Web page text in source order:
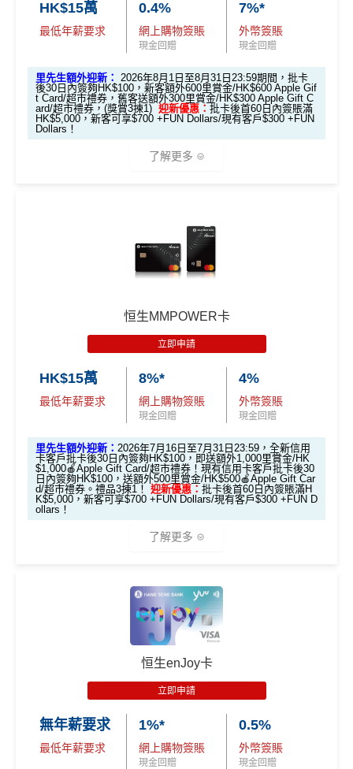
HK$15萬
最低年薪要求
0.4%
網上購物簽賬
現金回贈
7%*
外幣簽賬
現金回贈
里先生額外迎新： 2026年8月1日至8月31日23:59期間，批卡
後30日內簽夠HK$100，新客額外600里賞金/HK$600 Apple Gif
t Card/超市禮券，舊客送額外300里賞金/HK$300 Apple Gift C
ard/超市禮券，(獎賞3揀1) 迎新優惠： 批卡後首60日內簽賬滿
HK$5,000，新客可享$700 +FUN Dollars/現有客戶$300 +FUN
Dollars！
了解更多
生會員平台申請獎賞額外送38里賞金！
推廣期：2026年8月1日至8月31日23:59
經里先生申請恒生Travel+ Visa Signature卡
申請獎賞賺額外38里賞金
全新*信用卡客戶批卡後30日內簽夠HK$100送
額外600里賞金**/HK$600 Apple Gift Card /超
市禮券(3揀1)
現有信用卡客戶批卡後30日內簽夠HK$100送額
外300里賞金**/HK$300 Apple Gift Card /超市
禮券(3揀1)
MrMiles.hk/travel-plus-apply/
**每1里賞金 ≈ HK$1，可兌換FPS轉數快回贈！
網上連結申請批卡後首60日內累積簽賬滿H
K$5,000，即符合獲取條件
現有客戶
$300 +FUN Dollars
日本、韓國、泰國、內地、澳門及台灣實體店外幣簽
恒生MMPOWER卡
立即申請
HK$15萬
最低年薪要求
8%*
網上購物簽賬
現金回贈
4%
外幣簽賬
現金回贈
里先生額外迎新： 2026年7月16日至7月31日23:59，全新信用
卡客戶批卡後30日內簽夠HK$100，即送額外1,000里賞金/HK
$1,000🍎Apple Gift Card/超市禮券！現有信用卡客戶批卡後30
日內簽夠HK$100，送額外500里賞金/HK$500🍎Apple Gift Car
d/超市禮券。禮品3揀1！ 迎新優惠： 批卡後首60日內簽賬滿H
K$5,000，新客可享$700 +FUN Dollars/現有客戶$300 +FUN D
ollars！
了解更多
（由2023年7月22日開始，恒生MMPOWER World Mast
用+Fun Dollars找卡數！）
推廣期：2026年7月16日至7月31日23:59
經里先生申請恒生MMPOWER World Mastercard
全新信用卡客戶*批卡後30日內簽夠HK$100，
送額外1,000里賞金/HK$1,000🍎Apple Gift Car
恒生enJoy卡
立即申請
無年薪要求
最低年薪要求
1%*
網上購物簽賬
現金回贈
0.5%
外幣簽賬
現金回贈